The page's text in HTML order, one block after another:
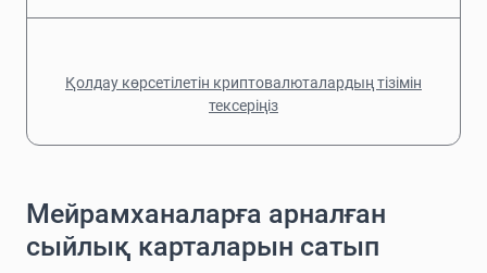
Қолдау көрсетілетін криптовалюталардың тізімін
тексеріңіз
Мейрамханаларға арналған
сыйлық карталарын сатып